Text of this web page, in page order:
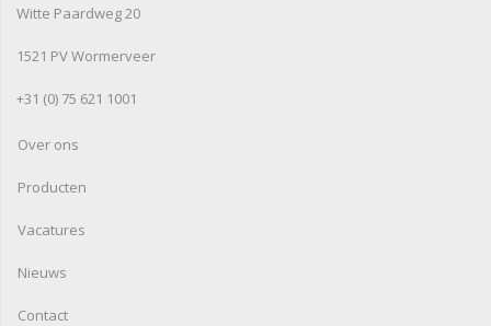
Witte Paardweg 20
1521 PV Wormerveer
+31 (0) 75 621 1001
Over ons
Producten
Vacatures
Nieuws
Contact